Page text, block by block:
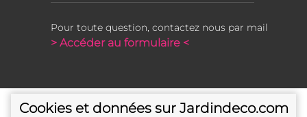
Pour toute question, contactez nous par mail
> Accéder au formulaire <
Cookies et données sur Jardindeco.com